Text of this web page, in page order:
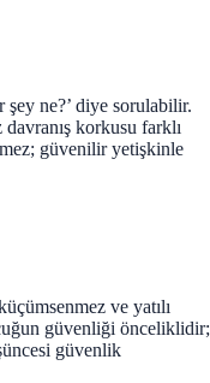
ne?’ diye sorulabilir.
korkusu farklı
güvenilir yetişkinle
ve yatılı
güvenliği önceliklidir;
güvenlik